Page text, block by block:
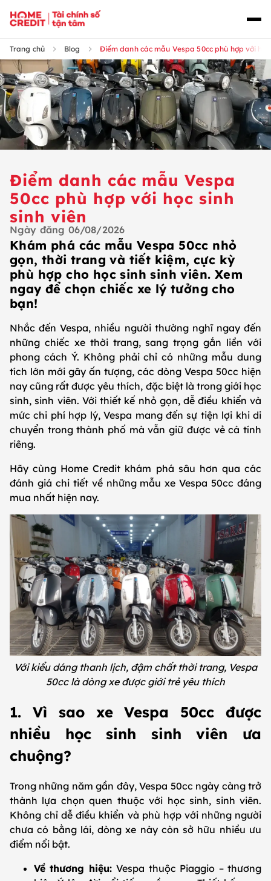
Trang chủ Blog Điểm danh các mẫu Vespa 50cc phù hợp với
Điểm danh các mẫu Vespa
50cc phù hợp với học sinh
sinh viên
Ngày đăng 06/08/2026
Khám phá các mẫu Vespa 50cc nhỏ
gọn, thời trang và tiết kiệm, cực kỳ
phù hợp cho học sinh sinh viên. Xem
ngay để chọn chiếc xe lý tưởng cho
bạn!
Nhắc đến Vespa, nhiều người thường nghĩ ngay đến
những chiếc xe thời trang, sang trọng gắn liền với
phong cách Ý. Không phải chỉ có những mẫu dung
tích lớn mới gây ấn tượng, các dòng Vespa 50cc hiện
nay cũng rất được yêu thích, đặc biệt là trong giới học
sinh, sinh viên. Với thiết kế nhỏ gọn, dễ điều khiển và
mức chi phí hợp lý, Vespa mang đến sự tiện lợi khi di
chuyển trong thành phố mà vẫn giữ được vẻ cá tính
riêng.
Hãy cùng Home Credit khám phá sâu hơn qua các
đánh giá chi tiết về những mẫu xe Vespa 50cc đáng
mua nhất hiện nay.
Với kiểu dáng thanh lịch, đậm chất thời trang, Vespa
50cc là dòng xe được giới trẻ yêu thích
1. Vì sao xe Vespa 50cc được
nhiều học sinh sinh viên ưa
chuộng?
Trong những năm gần đây, Vespa 50cc ngày càng trở
thành lựa chọn quen thuộc với học sinh, sinh viên.
Không chỉ dễ điều khiển và phù hợp với những người
chưa có bằng lái, dòng xe này còn sở hữu nhiều ưu
điểm nổi bật.
Về thương hiệu:Vespa thuộc Piaggio – thương